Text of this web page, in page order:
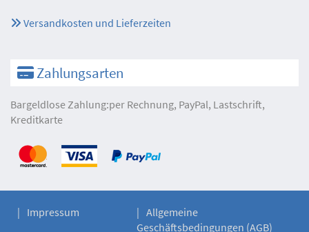
Versandkosten und Lieferzeiten
Zahlungsarten
Bargeldlose Zahlung:per Rechnung, PayPal, Lastschrift,
Kreditkarte
Impressum
Allgemeine
Geschäftsbedingungen (AGB)